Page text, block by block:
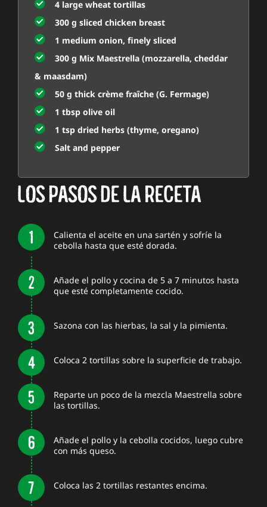
4 large wheat tortillas
300 g sliced chicken breast
1 medium onion, finely sliced
300 g Mix Maestrella (mozzarella, cheddar
& maasdam)
50 g thick crème fraîche (G. Fermage)
1 tbsp olive oil
1 tsp dried herbs (thyme, oregano)
Salt and pepper
LOS PASOS DE LA RECETA
Calienta el aceite en una sartén y sofríe la
cebolla hasta que esté dorada.
Añade el pollo y cocina de 5 a 7 minutos hasta
que esté completamente cocido.
Sazona con las hierbas, la sal y la pimienta.
Coloca 2 tortillas sobre la superficie de trabajo.
Reparte un poco de la mezcla Maestrella sobre
las tortillas.
Añade el pollo y la cebolla cocidos, luego cubre
con más queso.
Coloca las 2 tortillas restantes encima.